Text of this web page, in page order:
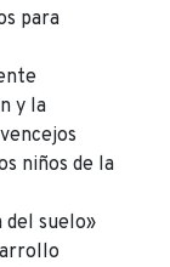
para
y la
niños de la
del suelo»